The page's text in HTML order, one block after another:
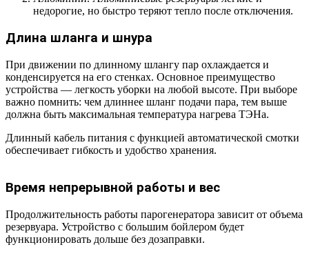
недорогие, но быстро теряют тепло после отключения.
Длина шланга и шнура
При движении по длинному шлангу пар охлаждается и
конденсируется на его стенках. Основное преимущество
устройства — легкость уборки на любой высоте. При выборе
важно помнить: чем длиннее шланг подачи пара, тем выше
должна быть максимальная температура нагрева ТЭНа.
Длинный кабель питания с функцией автоматической смотки
обеспечивает гибкость и удобство хранения.
Время непрерывной работы и вес
Продолжительность работы парогенератора зависит от объема
резервуара. Устройство с большим бойлером будет
функционировать дольше без дозаправки.